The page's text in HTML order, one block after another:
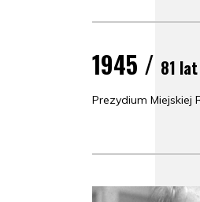
1945 / 81 lat
Prezydium Miejskiej